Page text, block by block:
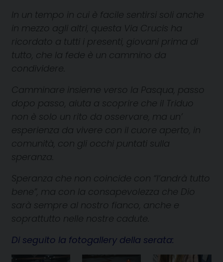
In un tempo in cui è facile sentirsi soli anche
in mezzo agli altri, questa Via Crucis ha
ricordato a tutti i presenti, giovani prima di
tutto, che la fede è un cammino da
condividere.
Camminare insieme verso la Pasqua, passo
dopo passo, aiuta a scoprire che il Triduo
non è solo un rito da osservare, ma un’
esperienza da vivere con il cuore aperto, in
comunità, con gli occhi puntati sulla
speranza.
Speranza che non coincide con “l’andrà tutto
bene”, ma con la consapevolezza che Dio
sarà sempre al nostro fianco, anche e
soprattutto nelle nostre cadute.
Di seguito la fotogallery della serata: